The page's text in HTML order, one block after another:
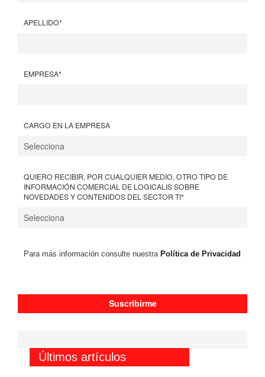
APELLIDO*
EMPRESA*
CARGO EN LA EMPRESA
QUIERO RECIBIR, POR CUALQUIER MEDIO, OTRO TIPO DE
INFORMACIÓN COMERCIAL DE LOGICALIS SOBRE
NOVEDADES Y CONTENIDOS DEL SECTOR TI*
Para más información consulte nuestraPolítica de Privacidad
Últimos artículos